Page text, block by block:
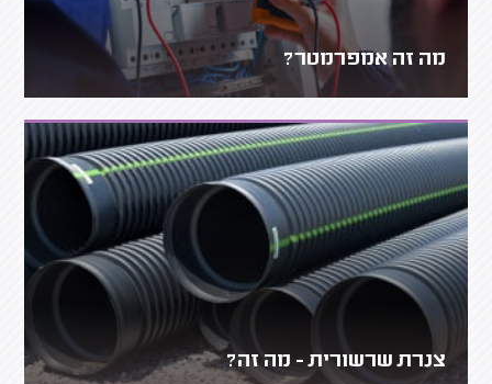
מה זה אמפרמטר?
צנרת שרשורית - מה זה?